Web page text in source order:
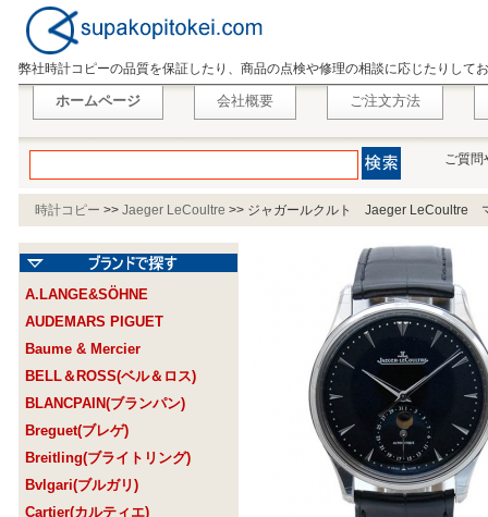
弊社時計コピーの品質を保証したり、商品の点検や修理の相談に応じたりして
ホームページ 会社概要 ご注文方法
ご質問
時計コピー >> Jaeger LeCoultre >> ジャガールクルト Jaeger LeCoultre
A.LANGE&SÖHNE
AUDEMARS PIGUET
Baume & Mercier
BELL＆ROSS(ベル＆ロス)
BLANCPAIN(ブランパン)
Breguet(ブレゲ)
Breitling(ブライトリング)
Bvlgari(ブルガリ)
Cartier(カルティエ)